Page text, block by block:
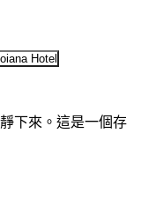
Hotel
下來。這是一個存